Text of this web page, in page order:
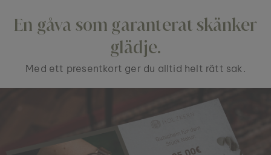
En gåva som garanterat skänker
glädje.
Med ett presentkort ger du alltid helt rätt sak.